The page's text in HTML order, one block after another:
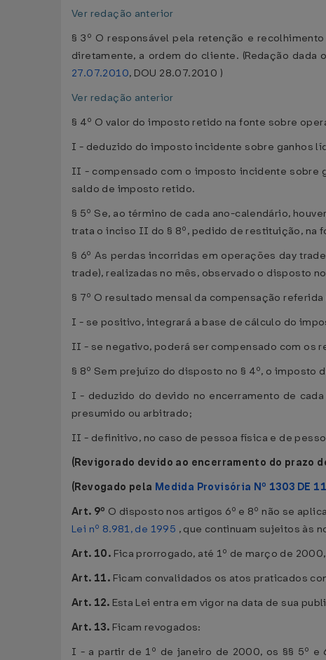
Ver redação anterior
§ 3º O responsável pela retenção e
diretamente, a ordem do cliente. (Redação dada
27.07.2010, DOU 28.07.2010 )
Ver redação anterior
§ 4º O valor do imposto retido na fonte sobre
I - deduzido do imposto incidente sobre ganhos
II - compensado com o imposto incidente sobre
saldo de imposto retido.
§ 5º Se, ao término de cada ano-calendário,
trata o inciso II do § 8º, pedido de restituição, na
§ 6º As perdas incorridas em operações day
trade), realizadas no mês, observado o disposto
§ 7º O resultado mensal da compensação
I - se positivo, integrará a base de cálculo do
II - se negativo, poderá ser compensado com os
§ 8º Sem prejuízo do disposto no § 4º, o imposto
I - deduzido do devido no encerramento de
presumido ou arbitrado;
II - definitivo, no caso de pessoa física e de
(Revigorado devido ao encerramento do prazo
(Revogado pela Medida Provisória Nº 1303 DE
Art. 9º O disposto nos artigos 6º e 8º não se
Lei nº 8.981, de 1995 , que continuam sujeitos às
Art. 10. Fica prorrogado, até 1º de março de
Art. 11. Ficam convalidados os atos praticados
Art. 12. Esta Lei entra em vigor na data de sua
Art. 13. Ficam revogados:
I - a partir de 1º de janeiro de 2000, os §§ 5º e